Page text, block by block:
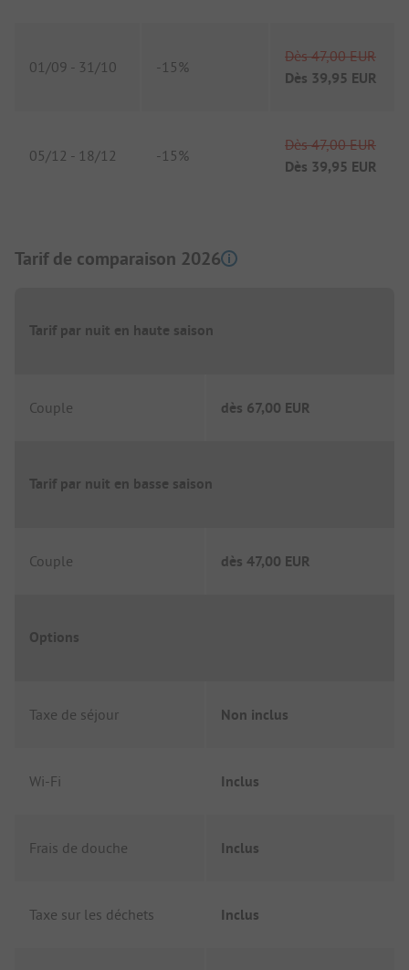
01/09 - 31/10 -15%
Dès 47,00 EUR
Dès 39,95 EUR
05/12 - 18/12 -15%
Dès 47,00 EUR
Dès 39,95 EUR
Tarif de comparaison 2026
Tarif par nuit en haute saison
Couple dès 67,00 EUR
Tarif par nuit en basse saison
Couple dès 47,00 EUR
Options
Taxe de séjour Non inclus
Wi-Fi Inclus
Frais de douche Inclus
Taxe sur les déchets Inclus